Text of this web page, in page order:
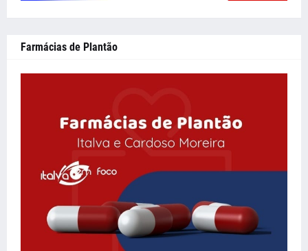
Farmácias de Plantão